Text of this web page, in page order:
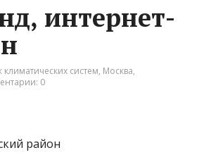
интернет-
систем, Москва,
0
район